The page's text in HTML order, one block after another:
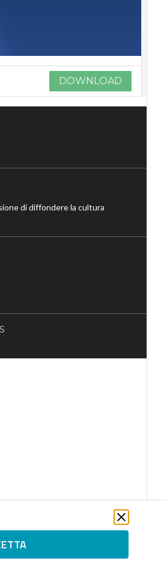
DOWNLOAD
di diffondere la cultura